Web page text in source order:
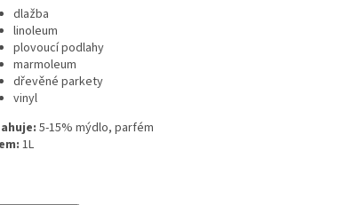
dlažba
linoleum
plovoucí podlahy
marmoleum
dřevěné parkety
vinyl
5-15% mýdlo, parfém
1L